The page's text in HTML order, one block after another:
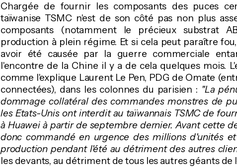
Chargée de fournir les composants des puces
taïwanise TSMC n'est de son côté pas non plus
composants (notamment le précieux substrat
production à plein régime. Et si cela peut paraître
avoir été causée par la guerre commerciale
l'encontre de la Chine il y a de cela quelques mois.
comme l'explique Laurent Le Pen, PDG de Omate
connectées), dans les colonnes du parisien : "La
dommage collatéral des commandes monstres de
les Etats-Unis ont interdit au taïwannais TSMC de
à Huawei à partir de septembre dernier. Avant cette
donc commandé en urgence des millions d'unités
production pendant l'été au détriment des autres
les devants, au détriment de tous les autres géants de